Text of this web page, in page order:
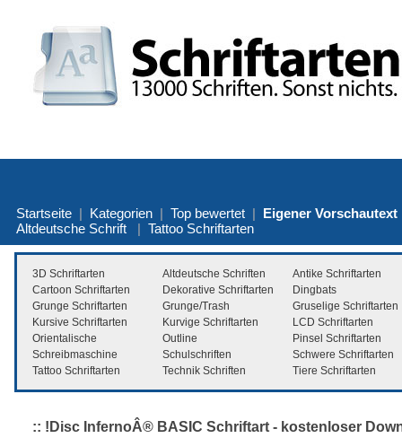
Startseite | Kategorien | Top bewertet | Eigener Vorschautext
Altdeutsche Schrift | Tattoo Schriftarten
3D Schriftarten Altdeutsche Schriften
Antike Schriftarten
Cartoon Schriftarten
Dekorative Schriftarten
Dingbats
Grunge Schriftarten
Grunge/Trash
Gruselige Schriftarten
Kursive Schriftarten
Kurvige Schriftarten
LCD Schriftarten
Orientalische
Outline
Pinsel Schriftarten
Schreibmaschine
Schulschriften
Schwere Schriftarten
Tattoo Schriftarten
Technik Schriften Tiere Schriftarten
:: !Disc InfernoÂ® BASIC Schriftart - kostenloser